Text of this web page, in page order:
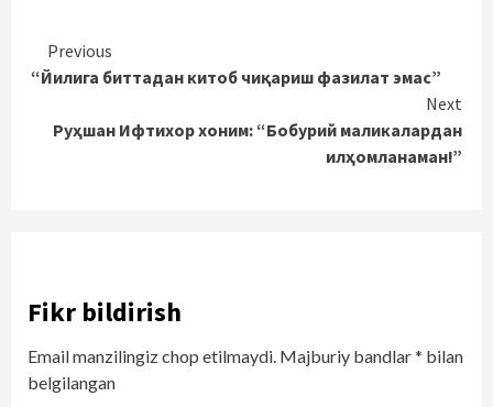
Continue
Reading
Previous
“Йилига биттадан китоб чиқариш фазилат эмас”
Next
Руҳшан Ифтихор хоним: “Бобурий маликалардан
илҳомланаман!”
Fikr bildirish
Email manzilingiz chop etilmaydi. Majburiy bandlar* bilan
belgilangan